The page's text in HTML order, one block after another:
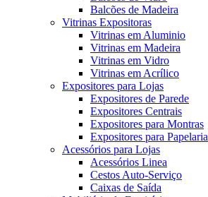
Balcões de Madeira
Vitrinas Expositoras
Vitrinas em Aluminio
Vitrinas em Madeira
Vitrinas em Vidro
Vitrinas em Acrílico
Expositores para Lojas
Expositores de Parede
Expositores Centrais
Expositores para Montras
Expositores para Papelaria
Acessórios para Lojas
Acessórios Linea
Cestos Auto-Serviço
Caixas de Saída